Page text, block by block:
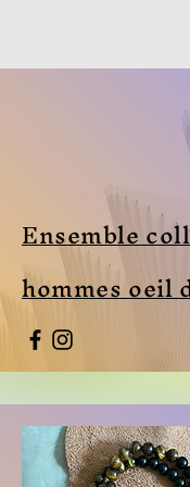
Ensemble
hommes oeil